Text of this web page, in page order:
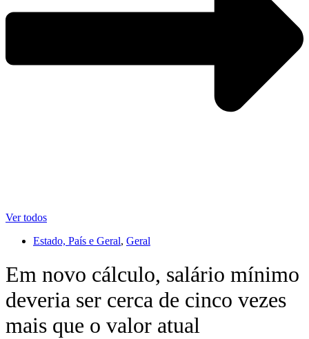
Ver todos
Estado, País e Geral, Geral
Em novo cálculo, salário mínimo
deveria ser cerca de cinco vezes
mais que o valor atual